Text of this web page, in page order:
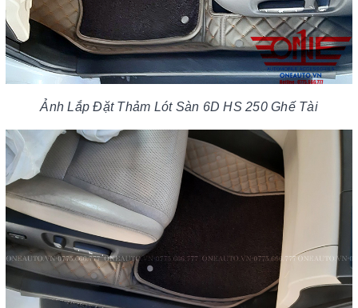
Ảnh Lắp Đặt Thảm Lót Sàn 6D HS 250 Ghế Tài